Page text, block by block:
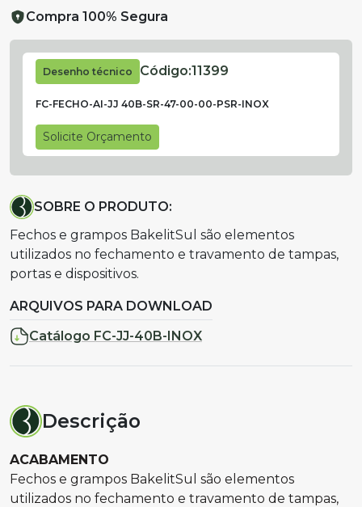
Compra 100% Segura
Desenho técnico Código:11399
FC-FECHO-AI-JJ 40B-SR-47-00-00-PSR-INOX
Solicite Orçamento
SOBRE O PRODUTO:
Fechos e grampos BakelitSul são elementos
utilizados no fechamento e travamento de tampas,
portas e dispositivos.
ARQUIVOS PARA DOWNLOAD
Catálogo FC-JJ-40B-INOX
Descrição
ACABAMENTO
Fechos e grampos BakelitSul são elementos
utilizados no fechamento e travamento de tampas,